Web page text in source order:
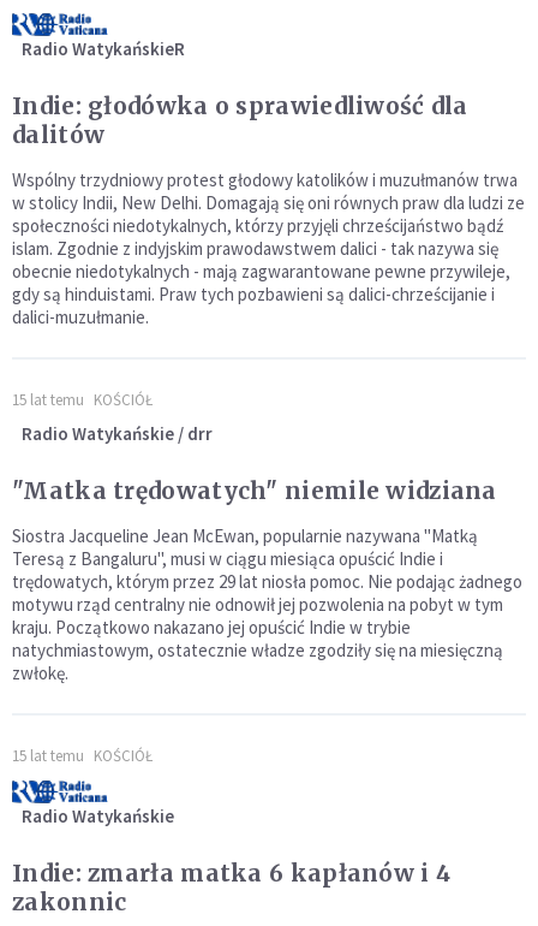
Radio WatykańskieR
Indie: głodówka o sprawiedliwość dla
dalitów
Wspólny trzydniowy protest głodowy katolików i muzułmanów trwa
w stolicy Indii, New Delhi. Domagają się oni równych praw dla ludzi ze
społeczności niedotykalnych, którzy przyjęli chrześcijaństwo bądź
islam. Zgodnie z indyjskim prawodawstwem dalici - tak nazywa się
obecnie niedotykalnych - mają zagwarantowane pewne przywileje,
gdy są hinduistami. Praw tych pozbawieni są dalici-chrześcijanie i
dalici-muzułmanie.
15 lat temu KOŚCIÓŁ
Radio Watykańskie / drr
"Matka trędowatych" niemile widziana
Siostra Jacqueline Jean McEwan, popularnie nazywana "Matką
Teresą z Bangaluru", musi w ciągu miesiąca opuścić Indie i
trędowatych, którym przez 29 lat niosła pomoc. Nie podając żadnego
motywu rząd centralny nie odnowił jej pozwolenia na pobyt w tym
kraju. Początkowo nakazano jej opuścić Indie w trybie
natychmiastowym, ostatecznie władze zgodziły się na miesięczną
zwłokę.
15 lat temu KOŚCIÓŁ
Radio Watykańskie
Indie: zmarła matka 6 kapłanów i 4
zakonnic